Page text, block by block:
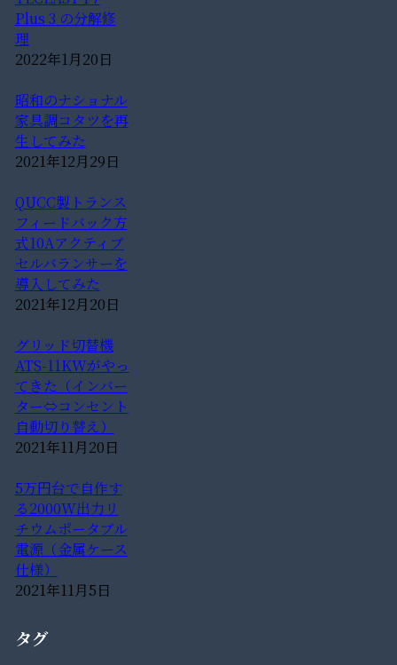
Plus 3 の分解修
理
2022年1月20日
昭和のナショナル
家具調コタツを再
生してみた
2021年12月29日
QUCC製トランス
フィードバック方
式10Aアクティブ
セルバランサーを
導入してみた
2021年12月20日
グリッド切替機
ATS-11KWがやっ
てきた（インバー
ター⇔コンセント
自動切り替え）
2021年11月20日
5万円台で自作す
る2000W出力リ
チウムポータブル
電源（金属ケース
仕様）
2021年11月5日
タグ